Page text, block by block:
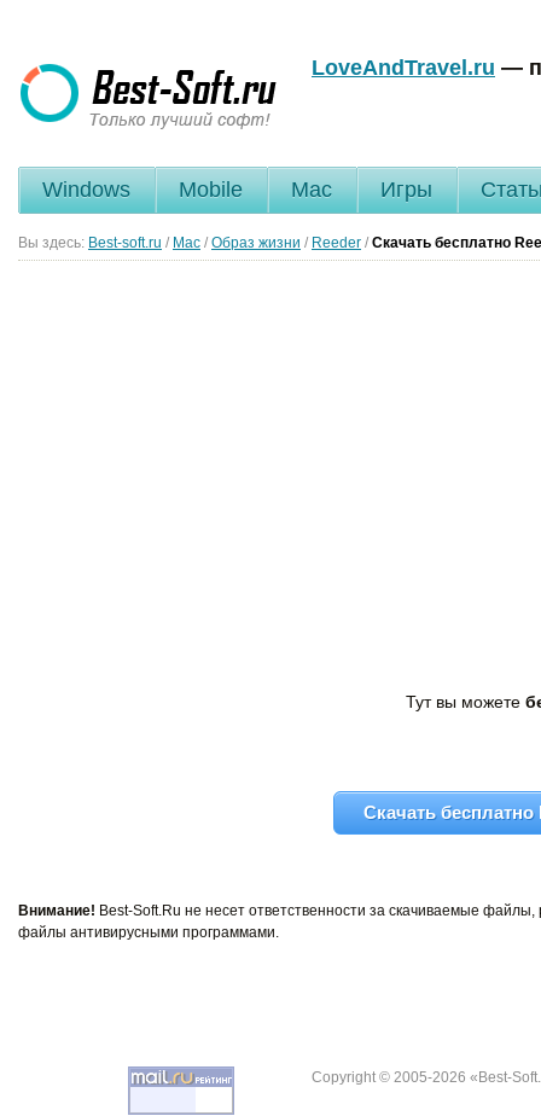
LoveAndTravel.ru —
Windows Mobile Mac Игры
Вы здесь: Best-soft.ru / Mac / Образ жизни / Reeder / Скачать бесплатно
Тут вы можете
Скачать бесплатно
Внимание! Best-Soft.Ru не несет ответственности за скачиваемые
файлы антивирусными программами.
Copyright © 2005-2026 «Best-